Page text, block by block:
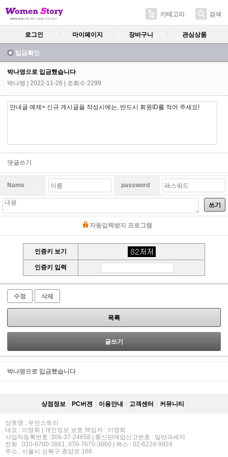
카테고리 검색
로그인 마이페이지 장바구니 관심상품
입금확인
박나영으로 입금했습니다
박나영
| 2022-11-26 | 조회수 2299
안내글 예제> 신규 게시글을 작성시에는, 반드시 회원ID를 적어 주세요!
댓글쓰기
Name password
쓰기
자동입력방지 프로그램
인증키 보기
인증키 입력
수정 삭제
목록
글쓰기
박나영으로 입금했습니다
상점정보 PC버젼 이용안내 고객센터 커뮤니티
상호명 : 우먼스토리
대표 : 이영희 | 개인정보 보호 책임자 : 이영희
사업자등록번호 :306-37-24658 | 통신판매업신고번호 : 일반과세자
전화 : 010-6700-3861, 070-7670-3860 | 팩스 : 02-6224-9924
주소 : 서울시 성북구 종암로 166